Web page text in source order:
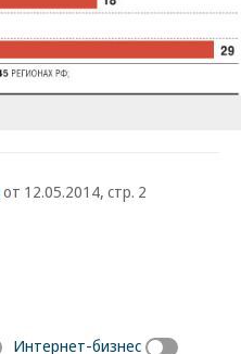
от 12.05.2014, стр. 2
Интернет-бизнес